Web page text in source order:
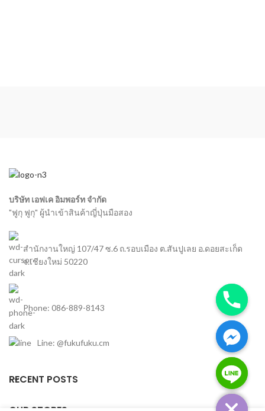
บริษัท เอฟเค อิมพอร์ท จำกัด
"ฟูกุ ฟูกุ" ผู้นำเข้าสินค้าญี่ปุ่นมือสอง
สำนักงานใหญ่ 107/47 ซ.6 ถ.รอบเมือง ต.สันปูเลย อ.ดอยสะเก็ด
จ.เชียงใหม่ 50220
Phone: 086-889-8143
Line: @fukufuku.cm
RECENT POSTS
Hide
chaty